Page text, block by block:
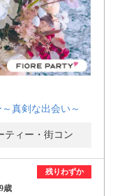
真剣な出会い～
ティー・街コン
残りわずか
歳